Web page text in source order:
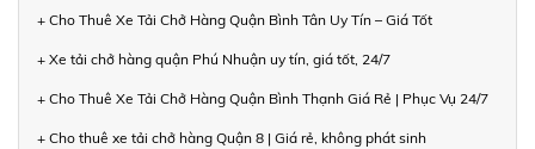
+ Cho Thuê Xe Tải Chở Hàng Quận Bình Tân Uy Tín – Giá Tốt
+ Xe tải chở hàng quận Phú Nhuận uy tín, giá tốt, 24/7
+ Cho Thuê Xe Tải Chở Hàng Quận Bình Thạnh Giá Rẻ | Phục Vụ 24/7
+ Cho thuê xe tải chở hàng Quận 8 | Giá rẻ, không phát sinh